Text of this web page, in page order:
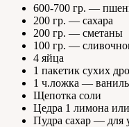
600-700 гр. —
200 гр. — сахара
200 гр. — сметаны
100 гр. —
4 яйца
1 пакетик сухих
1 ч.ложка —
Щепотка соли
Цедра 1 лимона
Пудра сахар — для